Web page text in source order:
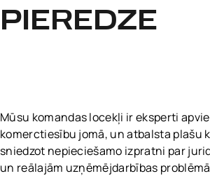
PIEREDZE
Mūsu komandas locekļi ir eksperti
komerctiesību jomā, un atbalsta plašu
sniedzot nepieciešamo izpratni par
un reālajām uzņēmējdarbības